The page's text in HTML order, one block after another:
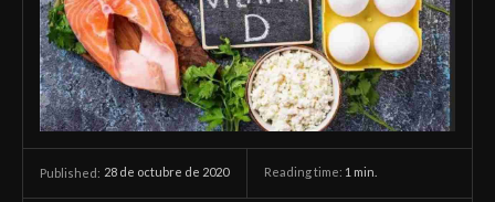
Published: 28 de octubre de 2020 Reading time: 1 min.